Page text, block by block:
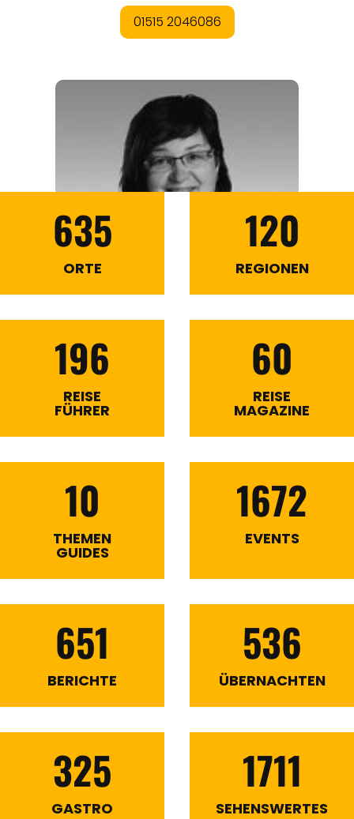
635
ORTE
120
REGIONEN
196
REISE
FÜHRER
60
REISE
MAGAZINE
10
THEMEN
GUIDES
1672
EVENTS
651
BERICHTE
536
ÜBERNACHTEN
325
GASTRO
1711
SEHENSWERTES